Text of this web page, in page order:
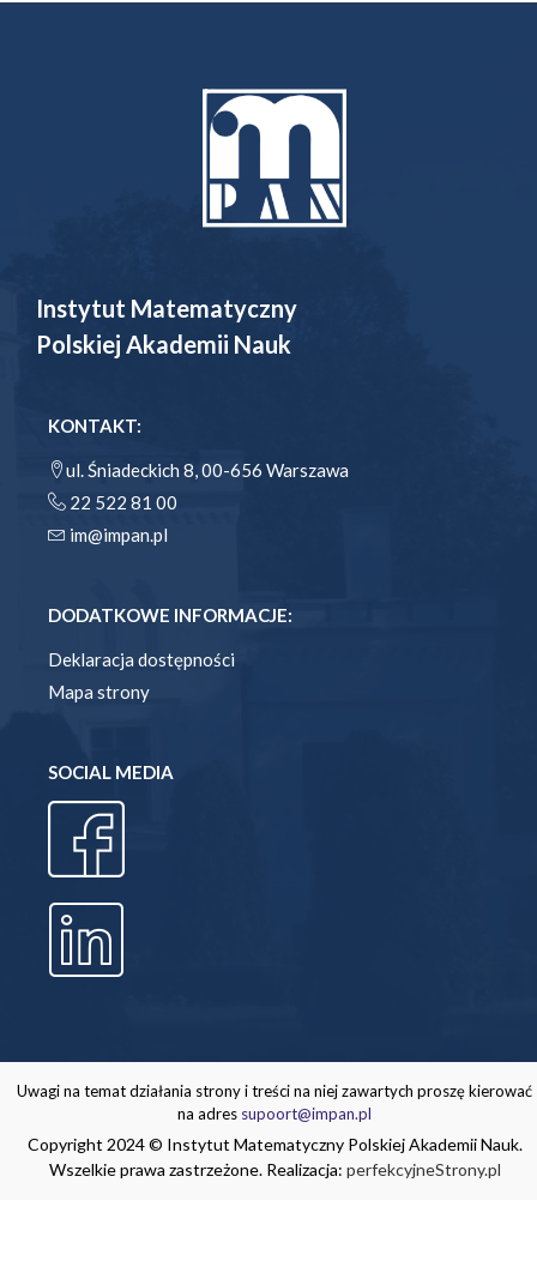
Instytut Matematyczny
Polskiej Akademii Nauk
KONTAKT:
ul. Śniadeckich 8, 00-656 Warszawa
22 522 81 00
im@impan.pl
DODATKOWE INFORMACJE:
Deklaracja dostępności
Mapa strony
SOCIAL MEDIA
Uwagi na temat działania strony i treści na niej zawartych proszę kierować
na adres supoort@impan.pl
Copyright 2024 © Instytut Matematyczny Polskiej Akademii Nauk.
Wszelkie prawa zastrzeżone. Realizacja: perfekcyjneStrony.pl